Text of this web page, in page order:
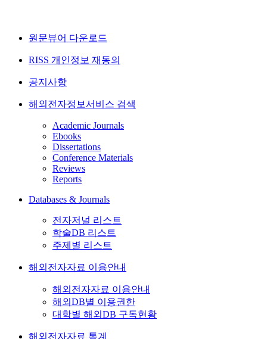
원문뷰어 다운로드
RISS 개인정보 재동의
공지사항
해외전자정보서비스 검색
Academic Journals
Ebooks
Dissertations
Conference Materials
Reviews
Reports
Databases & Journals
전자저널 리스트
학술DB 리스트
주제별 리스트
해외전자자료 이용안내
해외전자자료 이용안내
해외DB별 이용권한
대학별 해외DB 구독현황
해외전자자료 통계